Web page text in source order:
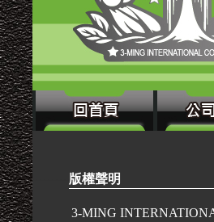
版權聲明
3-MING